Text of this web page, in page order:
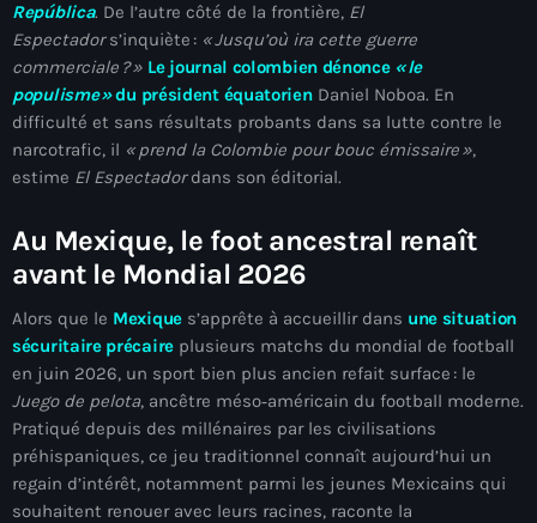
2024 Elections
2024 Paris Olympics
2024 summer olympics
2025 Elections
21 Nasyon
34th cohort of the PNH
400 Mawozo
400 Mawozo gang
739 new officers
79th UN General Assembly
República. De l’autre côté de la frontière, El
Espectadors’inquiète : «Jusqu’où ira cette guerre
commerciale ?» Le journal colombien dénonce « le
populisme »du président équatorienDaniel Noboa. En
difficulté et sans résultats probants dans sa lutte contre le
narcotrafic, il «prend la Colombie pour bouc émissaire»,
estime El Espectadordans son éditorial.
Au Mexique, le foot ancestral renaît
avant le Mondial 2026
Alors que le Mexiques’apprête à accueillir dans une situation
sécuritaire précaire plusieurs matchs du mondial de football
en juin 2026, un sport bien plus ancien refait surface : le
Juego de pelota, ancêtre méso‑américain du football moderne.
Pratiqué depuis des millénaires par les civilisations
préhispaniques, ce jeu traditionnel connaît aujourd’hui un
regain d’intérêt, notamment parmi les jeunes Mexicains qui
souhaitent renouer avec leurs racines, raconte la